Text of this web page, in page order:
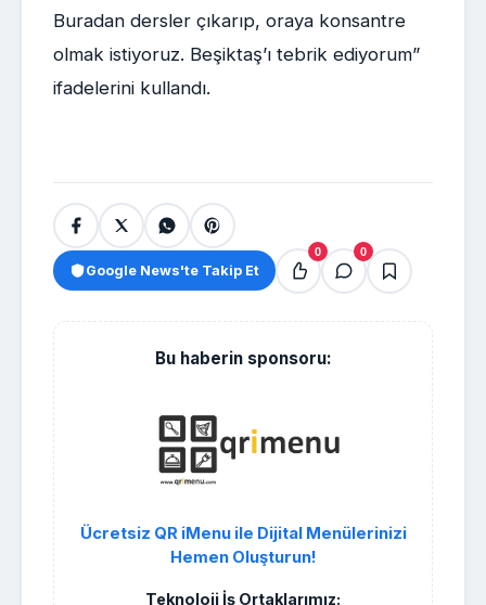
Buradan dersler çıkarıp, oraya konsantre
olmak istiyoruz. Beşiktaş’ı tebrik ediyorum”
ifadelerini kullandı.
Google News'te Takip Et
0 0
Bu haberin sponsoru:
Ücretsiz QR iMenu ile Dijital Menülerinizi
Hemen Oluşturun!
Teknoloji İş Ortaklarımız: